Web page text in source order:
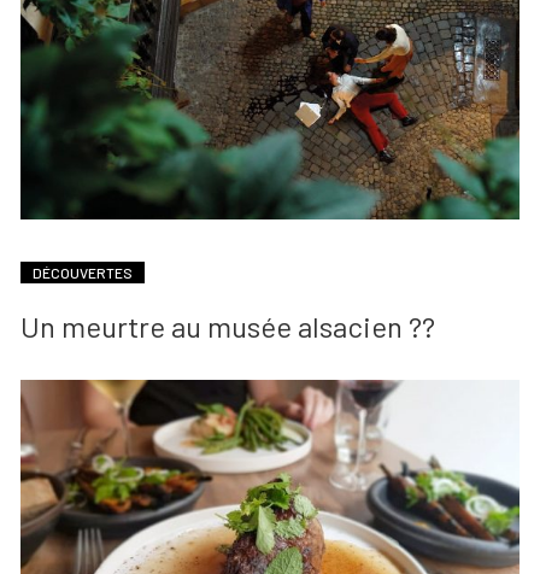
DÉCOUVERTES
Un meurtre au musée alsacien ??